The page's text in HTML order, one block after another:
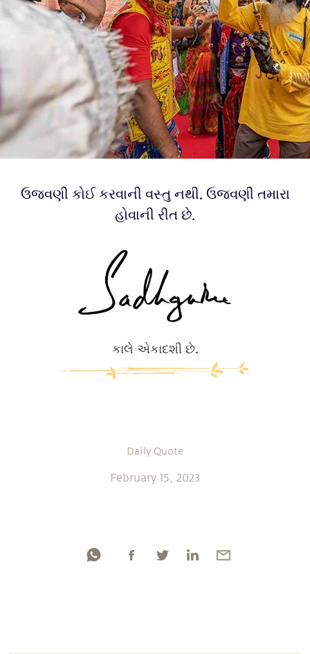
ઉજવણી કોઈ કરવાની વસ્તુ નથી. ઉજવણી તમારા
હોવાની રીત છે.
કાલે એકાદશી છે.
Daily Quote
February 15, 2023